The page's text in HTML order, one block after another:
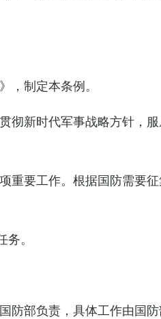
，制定本条例。
彻新时代军事战略方针，
重要工作。根据国防需要
。
防部负责，具体工作由国